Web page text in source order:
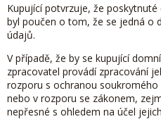
Kupující potvrzuje, že
byl poučen o tom, že se jedná o
údajů.
V případě, že by se kupující
zpracovatel provádí zpracování
rozporu s ochranou
nebo v rozporu se zákonem,
nepřesné s ohledem na účel